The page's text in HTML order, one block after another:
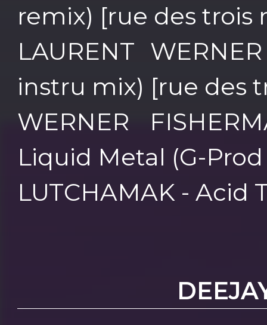
remix) [rue des trois
LAURENT
instru mix) [rue des
WERNER
Liquid Metal (G-
LUTCHAMAK - Acid